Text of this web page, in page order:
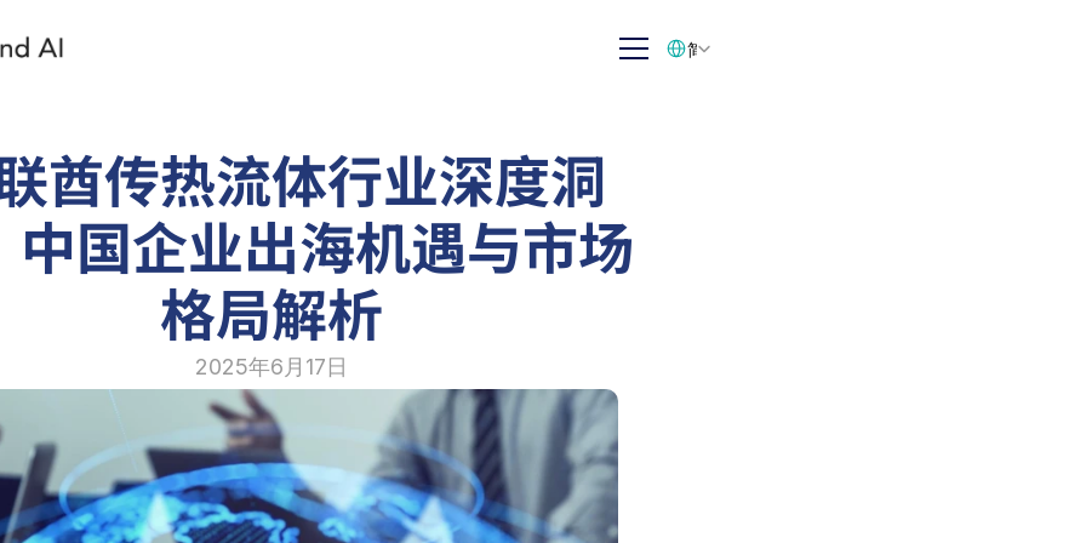
酋传热流体行业深度洞
中国企业出海机遇与市场
格局解析
2025年6月17日
简体中文